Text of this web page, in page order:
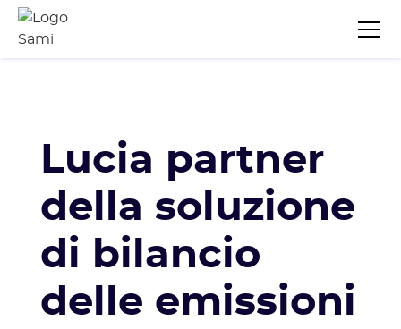
Lucia partner
della soluzione
di bilancio
delle emissioni